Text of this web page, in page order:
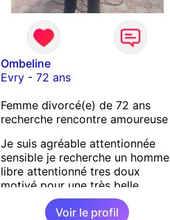
Ombeline
Evry -72 ans
Femme divorcé(e) de 72 ans
recherche rencontre amoureuse
Je suis agréable attentionnée
sensible je recherche un homme
libre attentionné tres doux
motivé pour une très belle
longue histoire sérieuse et
Voir le profil